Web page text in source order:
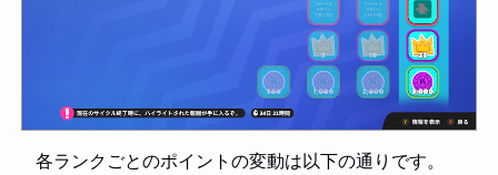
各ランクごとのポイントの変動は以下の通りです。